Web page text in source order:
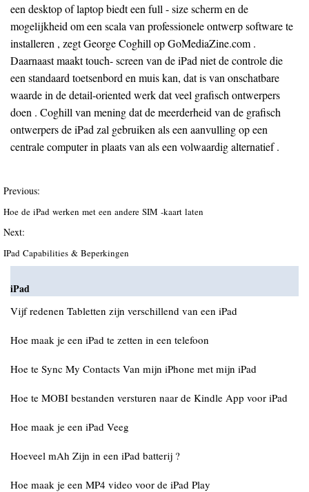
een desktop of laptop biedt een full - size scherm en de
mogelijkheid om een ​​scala van professionele ontwerp software te
installeren , zegt George Coghill op GoMediaZine.com .
Daarnaast maakt touch- screen van de iPad niet de controle die
een standaard toetsenbord en muis kan, dat is van onschatbare
waarde in de detail-oriented werk dat veel grafisch ontwerpers
doen . Coghill van mening dat de meerderheid van de grafisch
ontwerpers de iPad zal gebruiken als een aanvulling op een
centrale computer in plaats van als een volwaardig alternatief .
Previous:
Hoe de iPad werken met een andere SIM -kaart laten
Next:
IPad Capabilities & Beperkingen
iPad
Vijf redenen Tabletten zijn verschillend van een iPad
Hoe maak je een iPad te zetten in een telefoon
Hoe te Sync My Contacts Van mijn iPhone met mijn iPad
Hoe te MOBI bestanden versturen naar de Kindle App voor iPad
Hoe maak je een iPad Veeg
Hoeveel mAh Zijn in een iPad batterij ?
Hoe maak je een MP4 video voor de iPad Play